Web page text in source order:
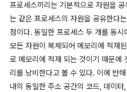
프로세스끼리는 기본적으로 자원을
는 같은 프로세스의 자원을 공유한다
점이다. 동일한 프로세스 두 개를 동시
모든 자원이 복제되어 메모리에 적재
로 메모리에 적재 되는 것이기 때문에
리를 낭비한다고 볼 수 있다. 이에 반
내의 동일한 주소 공간의 코드, 데이